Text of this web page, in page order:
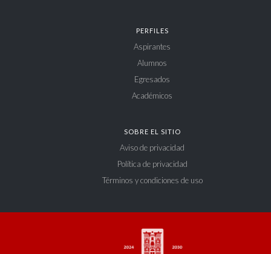
PERFILES
Aspirantes
Alumnos
Egresados
Académicos
SOBRE EL SITIO
Aviso de privacidad
Política de privacidad
Términos y condiciones de uso